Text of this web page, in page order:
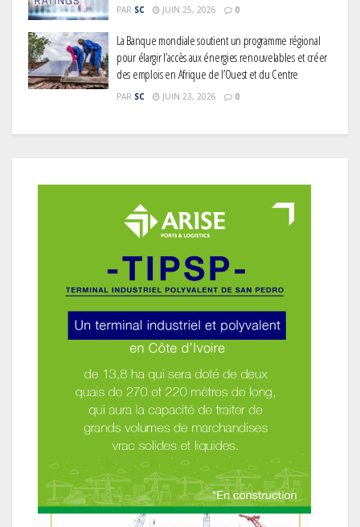
PAR SC JUIN 25, 2026 0
La Banque mondiale soutient un programme régional
pour élargir l’accès aux énergies renouvelables et créer
des emplois en Afrique de l’Ouest et du Centre
PAR SC JUIN 23, 2026 0